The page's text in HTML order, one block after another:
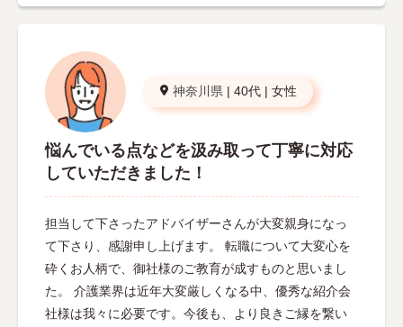
神奈川県 | 40代 | 女性
悩んでいる点などを汲み取って丁寧に対応
していただきました！
担当して下さったアドバイザーさんが大変親身になっ
て下さり、感謝申し上げます。 転職について大変心を
砕くお人柄で、御社様のご教育が成すものと思いまし
た。 介護業界は近年大変厳しくなる中、優秀な紹介会
社様は我々に必要です。今後も、より良きご縁を繋い